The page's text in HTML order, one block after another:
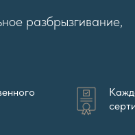
разбрызгивание,